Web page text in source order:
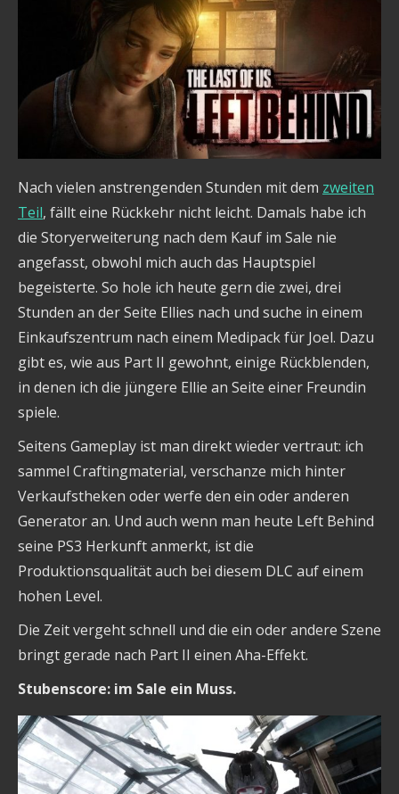
Nach vielen anstrengenden Stunden mit dem zweiten
Teil, fällt eine Rückkehr nicht leicht. Damals habe ich
die Storyerweiterung nach dem Kauf im Sale nie
angefasst, obwohl mich auch das Hauptspiel
begeisterte. So hole ich heute gern die zwei, drei
Stunden an der Seite Ellies nach und suche in einem
Einkaufszentrum nach einem Medipack für Joel. Dazu
gibt es, wie aus Part II gewohnt, einige Rückblenden,
in denen ich die jüngere Ellie an Seite einer Freundin
spiele.
Seitens Gameplay ist man direkt wieder vertraut: ich
sammel Craftingmaterial, verschanze mich hinter
Verkaufstheken oder werfe den ein oder anderen
Generator an. Und auch wenn man heute Left Behind
seine PS3 Herkunft anmerkt, ist die
Produktionsqualität auch bei diesem DLC auf einem
hohen Level.
Die Zeit vergeht schnell und die ein oder andere Szene
bringt gerade nach Part II einen Aha-Effekt.
Stubenscore: im Sale ein Muss.